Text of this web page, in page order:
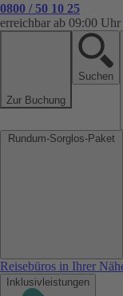
0800 / 50 10 25
erreichbar ab 09:00 Uhr
Zur Buchung
Suchen
Reisebüros in Ihrer
Inklusivleistungen